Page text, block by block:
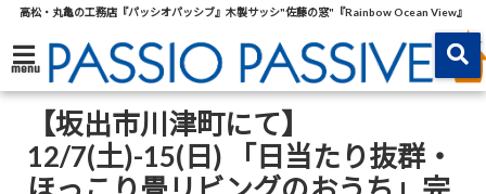
高松・丸亀の工務店『パッシオパッシブ』木製サッシ"佐藤の窓"『Rainbow Ocean View』
menu
【坂出市川津町にて】
12/7(土)-15(日) 「日当たり抜群・